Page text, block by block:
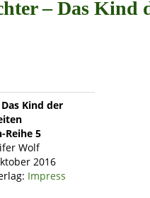
– Das Kind
Kind der
Reihe 5
Wolf
2016
Impress